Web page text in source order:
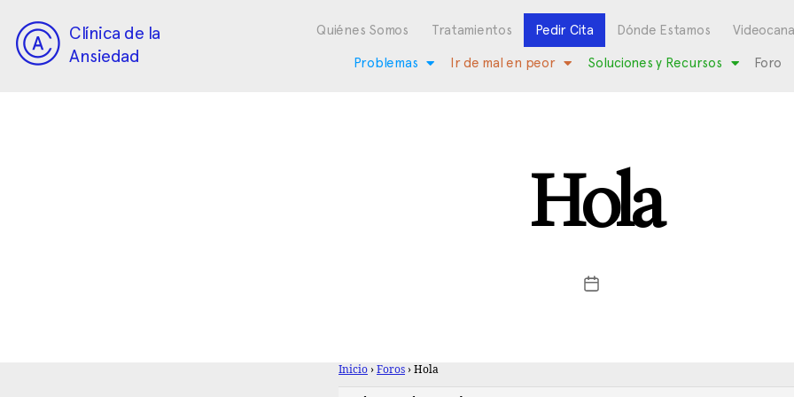
Clínica de la
Ansiedad
Quiénes Somos Tratamientos Pedir Cita Dónde Estamos
Problemas Ir de mal en peor Soluciones y Recursos Foro
Hola
Inicio › Foros › Hola